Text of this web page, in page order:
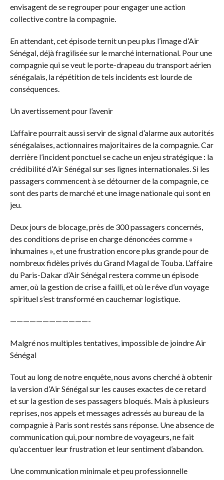
envisagent de se regrouper pour engager une action
collective contre la compagnie.
En attendant, cet épisode ternit un peu plus l’image d’Air
Sénégal, déjà fragilisée sur le marché international. Pour une
compagnie qui se veut le porte-drapeau du transport aérien
sénégalais, la répétition de tels incidents est lourde de
conséquences.
Un avertissement pour l’avenir
L’affaire pourrait aussi servir de signal d’alarme aux autorités
sénégalaises, actionnaires majoritaires de la compagnie. Car
derrière l’incident ponctuel se cache un enjeu stratégique : la
crédibilité d’Air Sénégal sur ses lignes internationales. Si les
passagers commencent à se détourner de la compagnie, ce
sont des parts de marché et une image nationale qui sont en
jeu.
Deux jours de blocage, près de 300 passagers concernés,
des conditions de prise en charge dénoncées comme «
inhumaines », et une frustration encore plus grande pour de
nombreux fidèles privés du Grand Magal de Touba. L’affaire
du Paris-Dakar d’Air Sénégal restera comme un épisode
amer, où la gestion de crise a failli, et où le rêve d’un voyage
spirituel s’est transformé en cauchemar logistique.
————————————-
Malgré nos multiples tentatives, impossible de joindre Air
Sénégal
Tout au long de notre enquête, nous avons cherché à obtenir
la version d’Air Sénégal sur les causes exactes de ce retard
et sur la gestion de ses passagers bloqués. Mais à plusieurs
reprises, nos appels et messages adressés au bureau de la
compagnie à Paris sont restés sans réponse. Une absence de
communication qui, pour nombre de voyageurs, ne fait
qu’accentuer leur frustration et leur sentiment d’abandon.
Une communication minimale et peu professionnelle